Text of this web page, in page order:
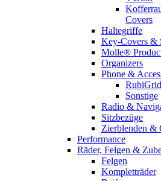
Covers
Haltegriffe
Key-Covers &
Molle®
Organizers
Phone &
Sonstige
Radio &
Sitzbezüge
Zierblenden &
Performance
Räder, Felgen &
Felgen
Kompletträder